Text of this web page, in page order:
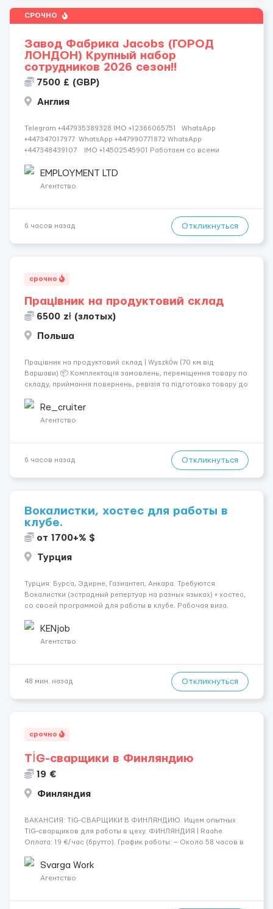
СРОЧНО
Завод Фабрика Jacobs (ГОРОД
ЛОНДОН) Крупный набор
сотрудников 2026 сезон!!
7500 £ (GBP)
Англия
Telegram +447935389328 IMO +12366065751 WhatsApp
+447347017977 WhatsApp +447990771872 WhatsApp
+447348439107 IMO +14502545901 Работаем со всеми
СДЕЛАЙ СКРИНШОТ! Telegram:@Vitali_Novikovs Telegram
@Vitali...
EMPLOYMENT LTD
Агентство
6 часов назад Откликнуться
срочно
Працівник на продуктовий склад
6500 zł (злотых)
Польша
Працівник на продуктовий склад | Wyszków (70 км від
Варшави) 📦 Комплектація замовлень, переміщення товару по
складу, приймання повернень, ревізія та підготовка товару до
— акордна система оплати (можливий заробіто...
Re_cruiter
Агентство
6 часов назад Откликнуться
Вокалистки, хостес для работы в
клубе.
от 1700+% $
Турция
Турция: Бурса, Эдирне, Газиантеп, Анкара. Требуются:
Вокалистки (эстрадный репертуар на разных языках) + хостеc,
со своей программой для работы в клубе. Рабочая виза.
одного до трех месяцев. Мед. страховка. Высокая зарплат...
KENjob
Агентство
48 мин. назад Откликнуться
срочно
TİG-сварщики в Финляндию
19 €
Финляндия
​​ВАКАНСИЯ: TIG-СВАРЩИКИ В ФИНЛЯНДИЮ. Ищем опытных
TIG-сварщиков для работы в цеху. ФИНЛЯНДИЯ | Raahe
Оплата: 19 €/час (брутто). График работы: — Около 58 часов в
переработки. Дата начала: — Как можно скорее....
Svarga Work
Агентство